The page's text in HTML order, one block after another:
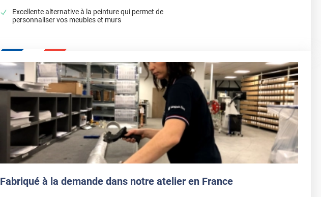
Excellente alternative à la peinture qui permet de
personnaliser vos meubles et murs
Fabriqué à la demande dans notre atelier en France